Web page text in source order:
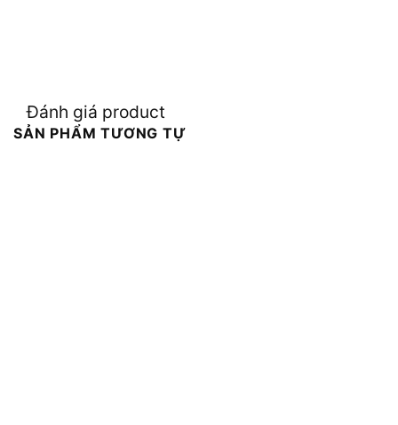
Đánh giá product
SẢN PHẨM TƯƠNG TỰ